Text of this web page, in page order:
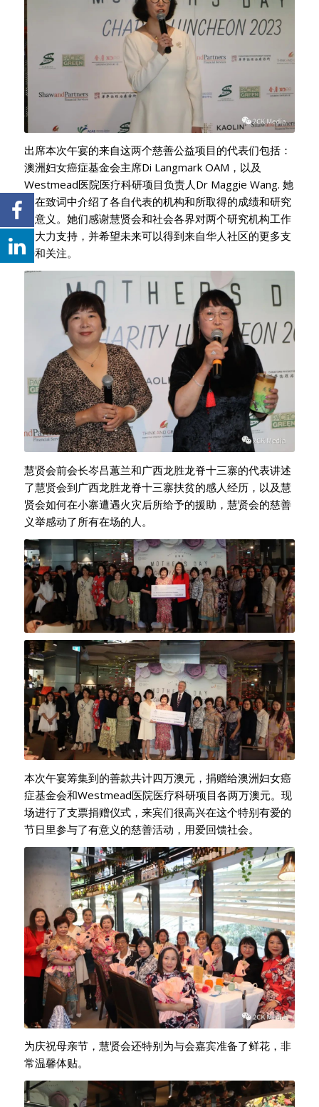
出席本次午宴的来自这两个慈善公益项目的代表们包括：
澳洲妇女癌症基金会主席Di Langmark OAM，以及
Westmead医院医疗科研项目负责人Dr Maggie Wang. 她
们在致词中介绍了各自代表的机构和所取得的成绩和研究
的意义。她们感谢慧贤会和社会各界对两个研究机构工作
的大力支持，并希望未来可以得到来自华人社区的更多支
持和关注。
慧贤会前会长岑吕蕙兰和广西龙胜龙脊十三寨的代表讲述
了慧贤会到广西龙胜龙脊十三寨扶贫的感人经历，以及慧
贤会如何在小寨遭遇火灾后所给予的援助，慧贤会的慈善
义举感动了所有在场的人。
本次午宴筹集到的善款共计四万澳元，捐赠给澳洲妇女癌
症基金会和Westmead医院医疗科研项目各两万澳元。现
场进行了支票捐赠仪式，来宾们很高兴在这个特别有爱的
节日里参与了有意义的慈善活动，用爱回馈社会。
为庆祝母亲节，慧贤会还特别为与会嘉宾准备了鲜花，非
常温馨体贴。